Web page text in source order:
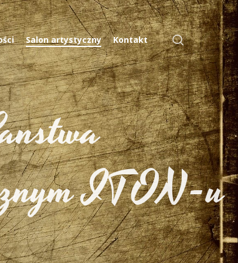
Salon artystyczny Kontakt search
ITON-u